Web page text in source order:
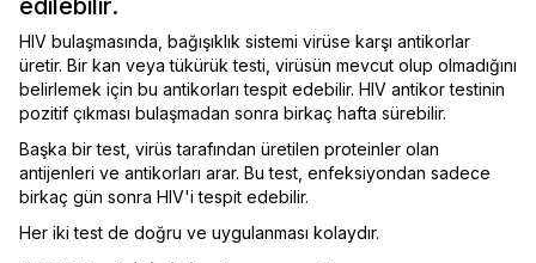
edilebilir.
HIV bulaşmasında, bağışıklık sistemi virüse karşı antikorlar
üretir. Bir kan veya tükürük testi, virüsün mevcut olup olmadığını
belirlemek için bu antikorları tespit edebilir. HIV antikor testinin
pozitif çıkması bulaşmadan sonra birkaç hafta sürebilir.
Başka bir test, virüs tarafından üretilen proteinler olan
antijenleri ve antikorları arar. Bu test, enfeksiyondan sadece
birkaç gün sonra HIV'i tespit edebilir.
Her iki test de doğru ve uygulanması kolaydır.